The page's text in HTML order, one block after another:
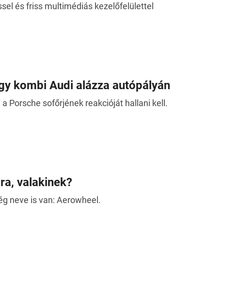
és friss multimédiás kezelőfelülettel
kombi Audi alázza autópályán
Porsche sofőrjének reakcióját hallani kell.
valakinek?
neve is van: Aerowheel.